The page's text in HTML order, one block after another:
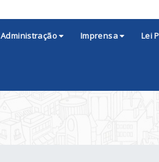
Administração Imprensa Lei